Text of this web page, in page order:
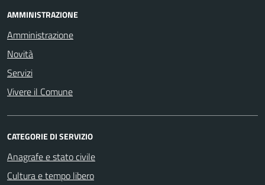
AMMINISTRAZIONE
Amministrazione
Novità
Servizi
Vivere il Comune
CATEGORIE DI SERVIZIO
Anagrafe e stato civile
Cultura e tempo libero